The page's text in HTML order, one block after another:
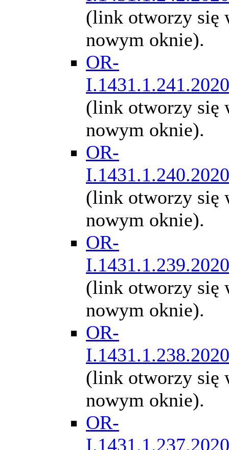
(link otworzy się
nowym oknie).
OR-
I.1431.1.241.2020
(link otworzy się
nowym oknie).
OR-
I.1431.1.240.2020
(link otworzy się
nowym oknie).
OR-
I.1431.1.239.2020
(link otworzy się
nowym oknie).
OR-
I.1431.1.238.2020
(link otworzy się
nowym oknie).
OR-
I.1431.1.237.2020